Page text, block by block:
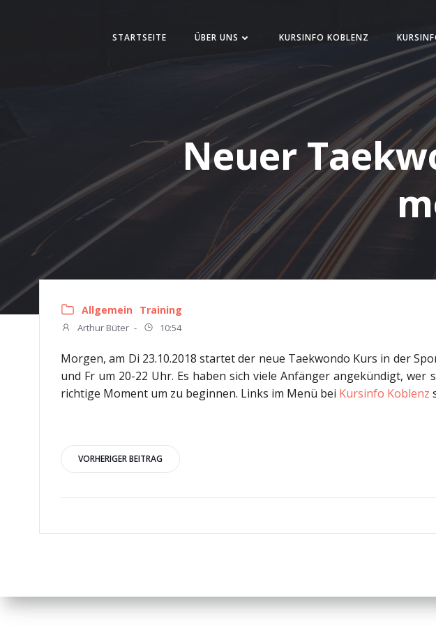
STARTSEITE ÜBER UNS KURSINFO KOBLENZ
Neuer
Allgemein Training
Arthur Büter - 10:54
Morgen, am Di 23.10.2018 startet der neue Taekwondo Kurs in der
und Fr um 20-22 Uhr. Es haben sich viele Anfänger angekündigt,
richtige Moment um zu beginnen. Links im Menü bei Kursinfo Koblenz
Beitragsnavigation
VORHERIGER BEITRAG